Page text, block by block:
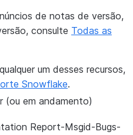
de notas de versão,
consulte Todas as
um desses recursos,
Snowflake.
(ou em andamento)
Report-Msgid-Bugs-